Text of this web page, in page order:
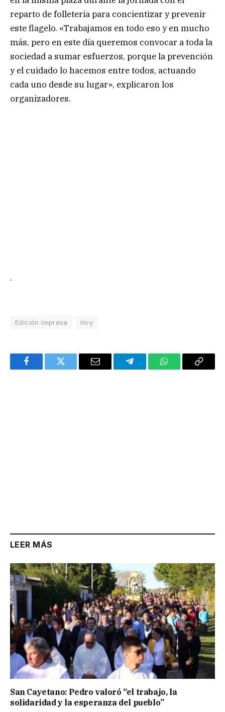
reparto de folletería para concientizar y prevenir
este flagelo. «Trabajamos en todo eso y en mucho
más, pero en este día queremos convocar a toda la
sociedad a sumar esfuerzos, porque la prevención
y el cuidado lo hacemos entre todos, actuando
cada uno desde su lugar», explicaron los
organizadores.
.
Edición Impresa Hoy
FacebookTwitter Email TelegramWhatsAppCopy
LEER MÁS
San Cayetano: Pedro valoró “el trabajo, la
solidaridad y la esperanza del pueblo”